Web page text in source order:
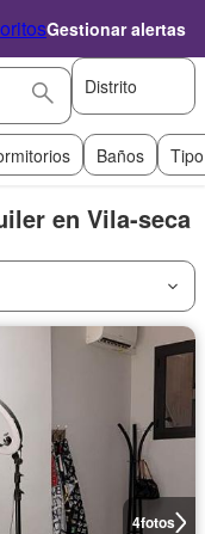
Gestionar alertas
Distrito
Baños
en Vila-seca
4fotos